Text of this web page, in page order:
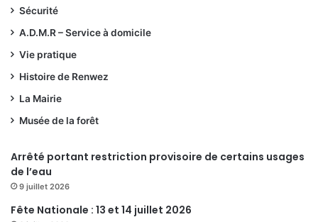
Sécurité
A.D.M.R – Service à domicile
Vie pratique
Histoire de Renwez
La Mairie
Musée de la forêt
Arrêté portant restriction provisoire de certains usages
de l’eau
9 juillet 2026
Fête Nationale : 13 et 14 juillet 2026